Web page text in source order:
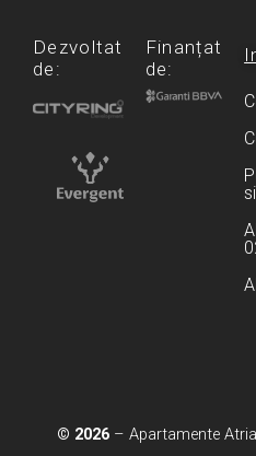
Dezvoltat
de:
Finanțat
de:
© 2026 – Apartamente